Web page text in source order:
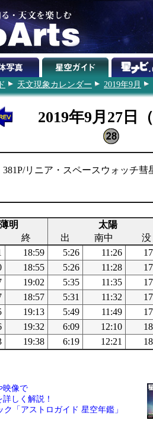
天文現象カレンダー 2019年9月
2019年9月27日
381P/リニア・スペースウォッチ
薄明
太陽
終 出 南中
没
18:59 5:26 11:26
18:55 5:26 11:28
19:02 5:35 11:35
18:57 5:31 11:32
19:13 5:49 11:49
19:32 6:09 12:10
19:38 6:19 12:21
映像で
しく解説！
ク「アストロガイド 星空年鑑」